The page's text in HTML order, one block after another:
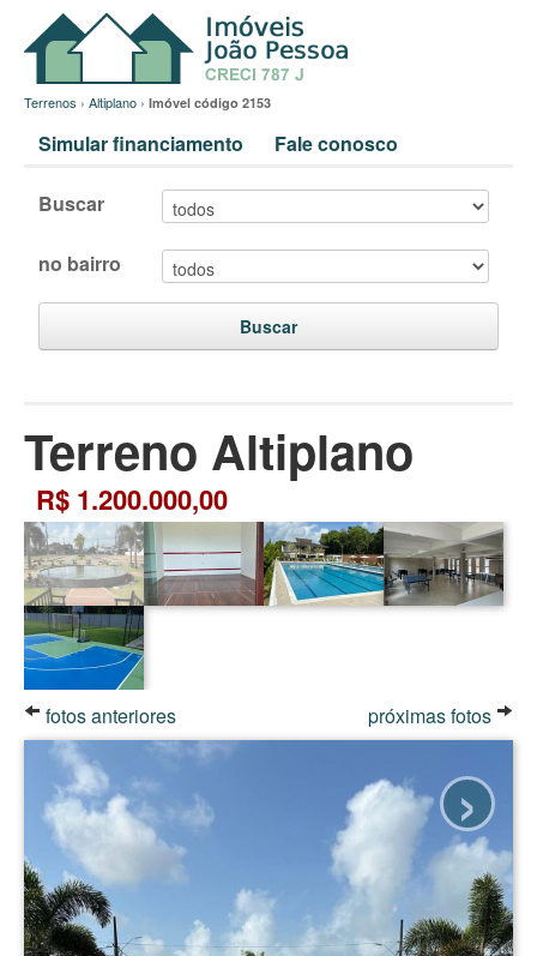
Terrenos › Altiplano › Imóvel código 2153
Simular financiamento Fale conosco
Buscar
no bairro
Buscar
Terreno Altiplano
R$ 1.200.000,00
fotos anteriores próximas fotos
›